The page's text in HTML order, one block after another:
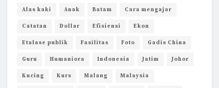
Alas kaki Anak Batam Cara mengajar
Catatan Dollar Efisiensi Ekon
Etalase publik Fasilitas Foto Gadis China
Guru Humaniora Indonesia Jatim Johor
Kucing Kurs Malang Malaysia